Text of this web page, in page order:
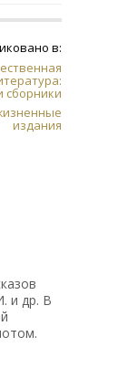
в:
сборники
издания
и др. В